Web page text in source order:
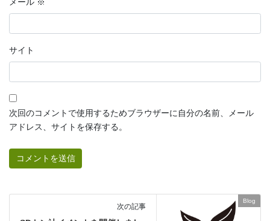
サイト
次回のコメントで使用するためブラウザーに自分の名前、メール
アドレス、サイトを保存する。
Blog
次の記事